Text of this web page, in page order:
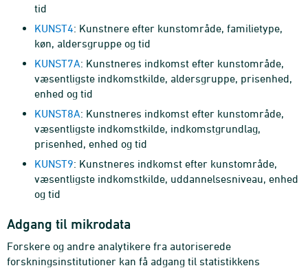
tid
KUNST4: Kunstnere efter kunstområde, familietype,
køn, aldersgruppe og tid
KUNST7A: Kunstneres indkomst efter kunstområde,
væsentligste indkomstkilde, aldersgruppe, prisenhed,
enhed og tid
KUNST8A: Kunstneres indkomst efter kunstområde,
væsentligste indkomstkilde, indkomstgrundlag,
prisenhed, enhed og tid
KUNST9: Kunstneres indkomst efter kunstområde,
væsentligste indkomstkilde, uddannelsesniveau, enhed
og tid
Adgang til mikrodata
Forskere og andre analytikere fra autoriserede
forskningsinstitutioner kan få adgang til statistikkens